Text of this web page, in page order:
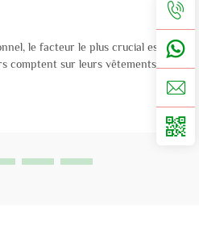
le facteur le plus crucial est
comptent sur leurs vêtements
vêtements de travail et ses